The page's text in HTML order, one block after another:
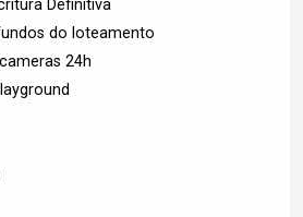
Definitiva
do loteamento
24h